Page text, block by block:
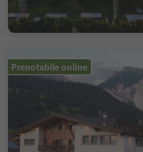
Prenotabile online